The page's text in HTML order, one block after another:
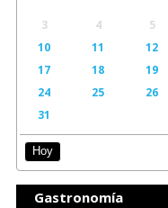
3
4 5
10
11 12
17
18 19
24
25 26
31
Hoy
Gastronomía